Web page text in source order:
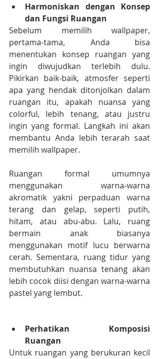
Harmoniskan dengan Konsep
dan Fungsi Ruangan
Sebelum memilih wallpaper,
pertama-tama, Anda bisa
menentukan konsep ruangan yang
ingin diwujudkan terlebih dulu.
Pikirkan baik-baik, atmosfer seperti
apa yang hendak ditonjolkan dalam
ruangan itu, apakah nuansa yang
colorful, lebih tenang, atau justru
ingin yang formal. Langkah ini akan
membantu Anda lebih terarah saat
memilih wallpaper.
Ruangan formal umumnya
menggunakan warna-warna
akromatik yakni perpaduan warna
terang dan gelap, seperti putih,
hitam, atau abu-abu. Lalu, ruang
bermain anak biasanya
menggunakan motif lucu berwarna
cerah. Sementara, ruang tidur yang
membutuhkan nuansa tenang akan
lebih cocok diisi dengan warna-warna
pastel yang lembut.
Perhatikan Komposisi
Ruangan
Untuk ruangan yang berukuran kecil